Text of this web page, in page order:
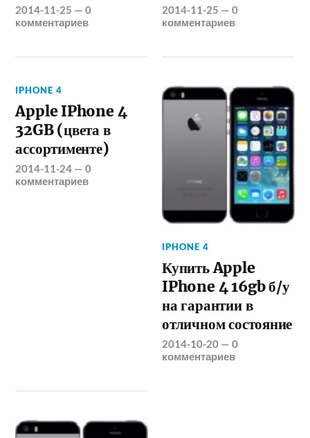
2014-11-25 —0
комментариев
2014-11-25 —0
комментариев
IPHONE 4
Apple IPhone 4
32GB (цвета в
ассортименте)
2014-11-24 —0
комментариев
IPHONE 4
Купить Apple
IPhone 4 16gb б/у
на гарантии в
отличном состояние
2014-10-20 —0
комментариев